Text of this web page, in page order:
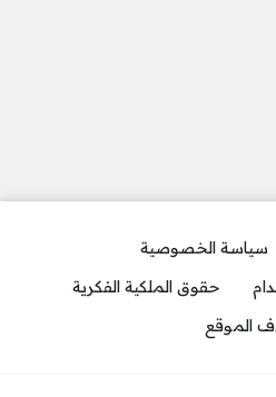
سياسة الخصوصية
حقوق الملكية الفكرية
الموقع